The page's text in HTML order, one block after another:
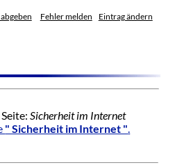
Fehler melden Eintrag ändern
Sicherheit im Internet
" Sicherheit im Internet "